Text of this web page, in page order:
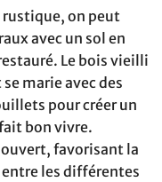
rustique, on peut
avec un sol en
Le bois vieilli
marie avec des
pour créer un
bon vivre.
ouvert, favorisant la
les différentes